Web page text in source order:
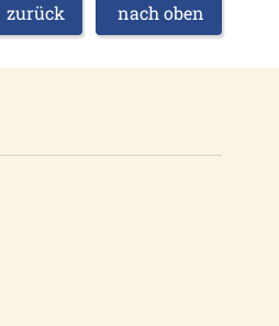
zurück nach oben